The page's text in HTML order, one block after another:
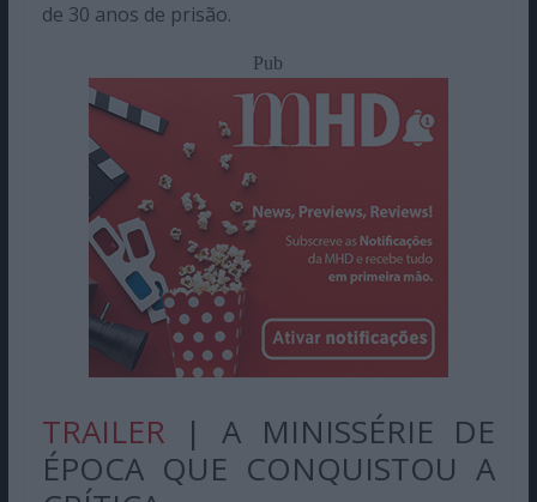
de 30 anos de prisão.
Pub
TRAILER | A MINISSÉRIE DE
ÉPOCA QUE CONQUISTOU A